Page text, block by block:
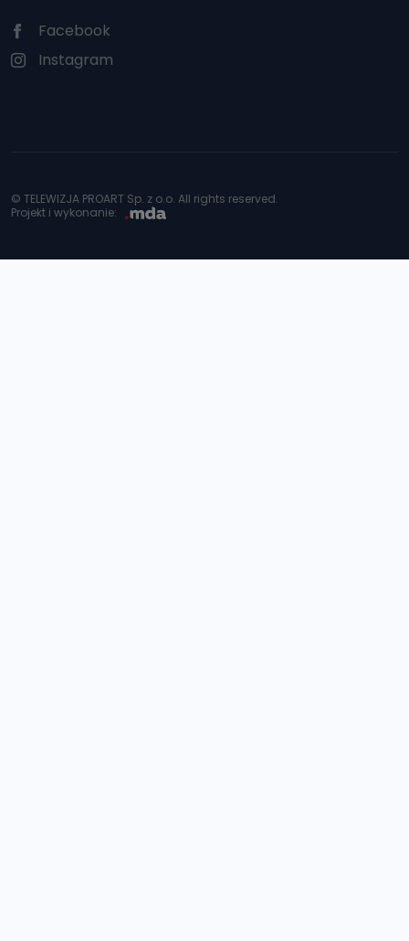
Facebook
Instagram
© TELEWIZJA PROART Sp. z o.o. All rights reserved.
Projekt i wykonanie: